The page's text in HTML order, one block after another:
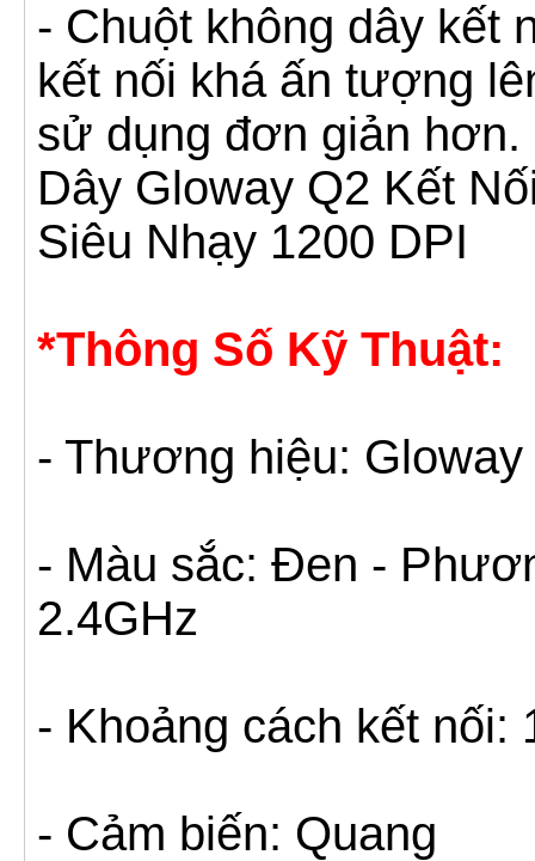
- Chuột không dây kết
kết nối khá ấn tượng
sử dụng đơn giản hơn.
Dây Gloway Q2 Kết
Siêu Nhạy 1200 DPI
*Thông Số Kỹ Thuật:
- Thương hiệu: Gloway
- Màu sắc: Đen -
2.4GHz
- Khoảng cách kết nối:
- Cảm biến: Quang